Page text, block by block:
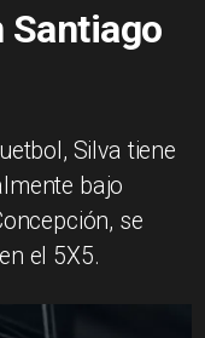
Santiago
Silva tiene
bajo
se
el 5X5.